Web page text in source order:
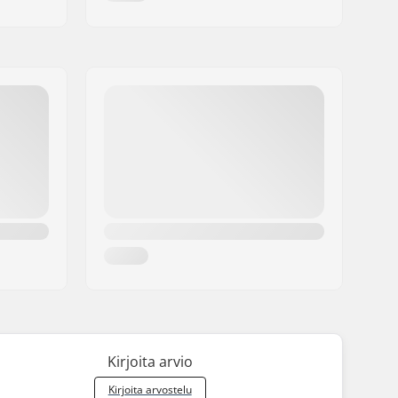
Kirjoita arvio
Kirjoita arvostelu